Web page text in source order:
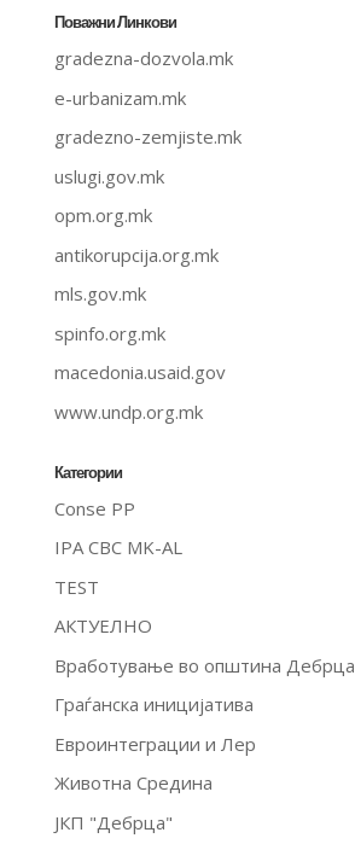
Поважни Линкови
gradezna-dozvola.mk
e-urbanizam.mk
gradezno-zemjiste.mk
uslugi.gov.mk
opm.org.mk
antikorupcija.org.mk
mls.gov.mk
spinfo.org.mk
macedonia.usaid.gov
www.undp.org.mk
Категории
Conse PP
IPA CBC MK-AL
TEST
АКТУЕЛНО
Вработување во општина Дебрца
Граѓанска иницијатива
Евроинтеграции и Лер
Животна Средина
ЈКП "Дебрца"